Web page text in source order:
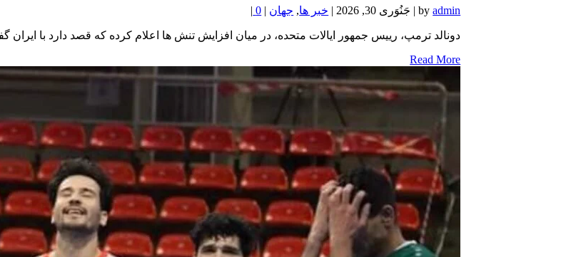
byadmin
| جَنُوَری 30, 2026 | خبر ها, جهان |
0
|
دونالد ترمپ، رییس جمهور ایالات متحده، در میان افزایش تنش ها اعلام کرده که قصد دارد با ایران
Read More